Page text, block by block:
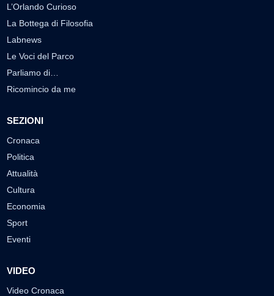
L’Orlando Curioso
La Bottega di Filosofia
Labnews
Le Voci del Parco
Parliamo di…
Ricomincio da me
SEZIONI
Cronaca
Politica
Attualità
Cultura
Economia
Sport
Eventi
VIDEO
Video Cronaca